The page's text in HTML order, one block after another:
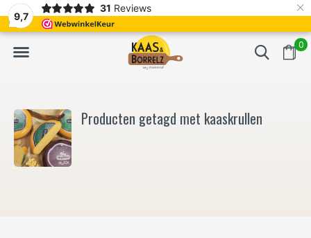
9,7
31 Reviews ×
0
Vers van het mes en gevacumeerd Vaak volgende
Producten getagd met kaaskrullen